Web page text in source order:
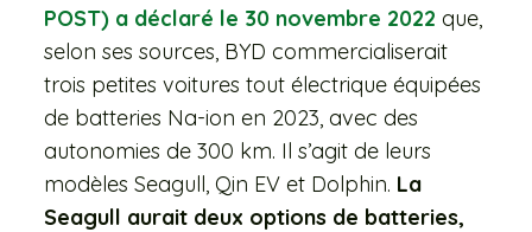
POST) a déclaré le 30 novembre 2022 que,
selon ses sources, BYD commercialiserait
trois petites voitures tout électrique équipées
de batteries Na-ion en 2023, avec des
autonomies de 300 km. Il s’agit de leurs
modèles Seagull, Qin EV et Dolphin. La
Seagull aurait deux options de batteries,